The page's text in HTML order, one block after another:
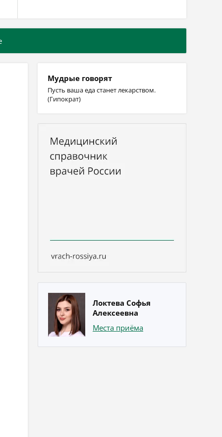
Мудрые говорят
Пусть ваша еда станет лекарством.
(Гипократ)
Локтева Софья
Алексеевна
Места приёма